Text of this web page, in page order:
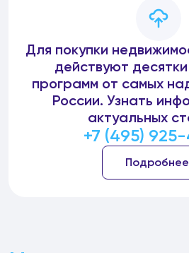
Для покупки
действуют
программ от самых
России. Узнать
актуальных
+7 (495)
Подробнее